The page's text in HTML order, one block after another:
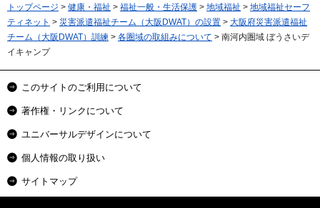
トップページ > 健康・福祉 > 福祉一般・生活保護 > 地域福祉 > 地域福祉セーフ
ティネット > 災害派遣福祉チーム（大阪DWAT）の設置 > 大阪府災害派遣福祉
チーム（大阪DWAT）訓練 > 各圏域の取組みについて > 南河内圏域 ぼうさいデ
イキャンプ
このサイトのご利用について
著作権・リンクについて
ユニバーサルデザインについて
個人情報の取り扱い
サイトマップ